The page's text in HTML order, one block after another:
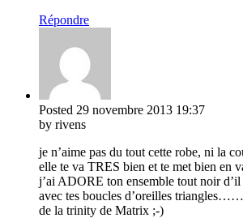
Répondre
Posted 29 novembre 2013 19:37
by rivens
je n’aime pas du tout cette robe, ni la
elle te va TRES bien et te met bien en
j’ai ADORE ton ensemble tout noir d’il
avec tes boucles d’oreilles
de la trinity de Matrix ;-)